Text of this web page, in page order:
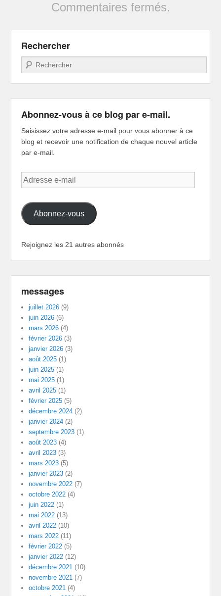
Commentaires fermés.
Rechercher
Recherche
Abonnez-vous à ce blog par e-mail.
Saisissez votre adresse e-mail pour vous abonner à ce
blog et recevoir une notification de chaque nouvel article
par e-mail.
Adresse
e-
Abonnez-vous
Rejoignez les 21 autres abonnés
messages
juillet 2026 (9)
juin 2026 (6)
mars 2026 (4)
février 2026 (3)
janvier 2026 (3)
août 2025 (1)
juin 2025 (1)
mai 2025 (1)
avril 2025 (1)
février 2025 (5)
décembre 2024 (2)
janvier 2024 (2)
septembre 2023 (1)
août 2023 (4)
avril 2023 (3)
mars 2023 (5)
janvier 2023 (2)
novembre 2022 (7)
octobre 2022 (4)
juin 2022 (1)
mai 2022 (13)
avril 2022 (10)
mars 2022 (11)
février 2022 (5)
janvier 2022 (12)
décembre 2021 (10)
novembre 2021 (7)
octobre 2021 (4)